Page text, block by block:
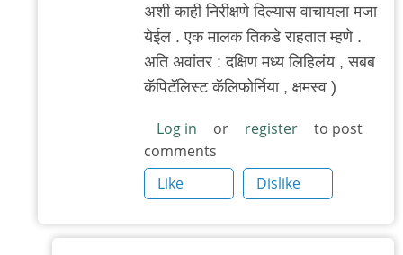
अशी काही निरीक्षणे दिल्यास वाचायला मजा
येईल . एक मालक तिकडे राहतात म्हणे .
अति अवांतर : दक्षिण मध्य लिहिलंय , सबब
कॅपिटॅलिस्ट कॅलिफोर्निया , क्षमस्व )
Log in or register
to post
comments
Like
Dislike